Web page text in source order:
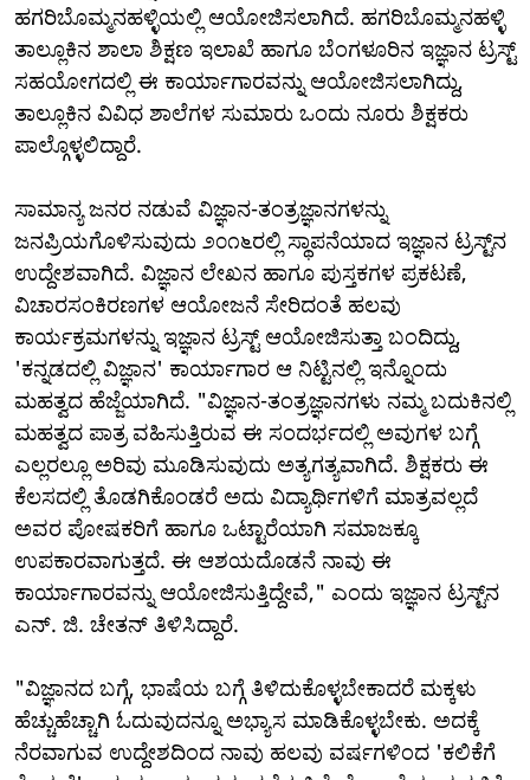
ಹಗರಿಬೊಮ್ಮನಹಳ್ಳಿಯಲ್ಲಿ ಆಯೋಜಿಸಲಾಗಿದೆ. ಹಗರಿಬೊಮ್ಮನಹಳ್ಳಿ
ತಾಲ್ಲೂಕಿನ ಶಾಲಾ ಶಿಕ್ಷಣ ಇಲಾಖೆ ಹಾಗೂ ಬೆಂಗಳೂರಿನ ಇಜ್ಞಾನ ಟ್ರಸ್ಟ್
ಸಹಯೋಗದಲ್ಲಿ ಈ ಕಾರ್ಯಾಗಾರವನ್ನು ಆಯೋಜಿಸಲಾಗಿದ್ದು,
ತಾಲ್ಲೂಕಿನ ವಿವಿಧ ಶಾಲೆಗಳ ಸುಮಾರು ಒಂದು ನೂರು ಶಿಕ್ಷಕರು
ಪಾಲ್ಗೊಳ್ಳಲಿದ್ದಾರೆ.
ಸಾಮಾನ್ಯ ಜನರ ನಡುವೆ ವಿಜ್ಞಾನ-ತಂತ್ರಜ್ಞಾನಗಳನ್ನು
ಜನಪ್ರಿಯಗೊಳಿಸುವುದು ೨೦೧೬ರಲ್ಲಿ ಸ್ಥಾಪನೆಯಾದ ಇಜ್ಞಾನ ಟ್ರಸ್ಟ್‌ನ
ಉದ್ದೇಶವಾಗಿದೆ. ವಿಜ್ಞಾನ ಲೇಖನ ಹಾಗೂ ಪುಸ್ತಕಗಳ ಪ್ರಕಟಣೆ,
ವಿಚಾರಸಂಕಿರಣಗಳ ಆಯೋಜನೆ ಸೇರಿದಂತೆ ಹಲವು
ಕಾರ್ಯಕ್ರಮಗಳನ್ನು ಇಜ್ಞಾನ ಟ್ರಸ್ಟ್‌ ಆಯೋಜಿಸುತ್ತಾ ಬಂದಿದ್ದು,
'ಕನ್ನಡದಲ್ಲಿ ವಿಜ್ಞಾನ' ಕಾರ್ಯಾಗಾರ ಆ ನಿಟ್ಟಿನಲ್ಲಿ ಇನ್ನೊಂದು
ಮಹತ್ವದ ಹೆಜ್ಜೆಯಾಗಿದೆ. "ವಿಜ್ಞಾನ-ತಂತ್ರಜ್ಞಾನಗಳು ನಮ್ಮ ಬದುಕಿನಲ್ಲಿ
ಮಹತ್ವದ ಪಾತ್ರ ವಹಿಸುತ್ತಿರುವ ಈ ಸಂದರ್ಭದಲ್ಲಿ ಅವುಗಳ ಬಗ್ಗೆ
ಎಲ್ಲರಲ್ಲೂ ಅರಿವು ಮೂಡಿಸುವುದು ಅತ್ಯಗತ್ಯವಾಗಿದೆ. ಶಿಕ್ಷಕರು ಈ
ಕೆಲಸದಲ್ಲಿ ತೊಡಗಿಕೊಂಡರೆ ಅದು ವಿದ್ಯಾರ್ಥಿಗಳಿಗೆ ಮಾತ್ರವಲ್ಲದೆ
ಅವರ ಪೋಷಕರಿಗೆ ಹಾಗೂ ಒಟ್ಟಾರೆಯಾಗಿ ಸಮಾಜಕ್ಕೂ
ಉಪಕಾರವಾಗುತ್ತದೆ. ಈ ಆಶಯದೊಡನೆ ನಾವು ಈ
ಕಾರ್ಯಾಗಾರವನ್ನು ಆಯೋಜಿಸುತ್ತಿದ್ದೇವೆ," ಎಂದು ಇಜ್ಞಾನ ಟ್ರಸ್ಟ್‌ನ
ಎನ್. ಜಿ. ಚೇತನ್ ತಿಳಿಸಿದ್ದಾರೆ.
"ವಿಜ್ಞಾನದ ಬಗ್ಗೆ, ಭಾಷೆಯ ಬಗ್ಗೆ ತಿಳಿದುಕೊಳ್ಳಬೇಕಾದರೆ ಮಕ್ಕಳು
ಹೆಚ್ಚುಹೆಚ್ಚಾಗಿ ಓದುವುದನ್ನೂ ಅಭ್ಯಾಸ ಮಾಡಿಕೊಳ್ಳಬೇಕು. ಅದಕ್ಕೆ
ನೆರವಾಗುವ ಉದ್ದೇಶದಿಂದ ನಾವು ಹಲವು ವರ್ಷಗಳಿಂದ 'ಕಲಿಕೆಗೆ